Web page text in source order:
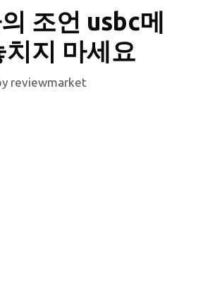
조언 usbc메
치지 마세요
reviewmarket